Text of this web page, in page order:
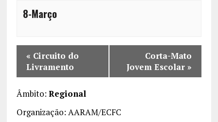
8-Março
« Circuito do
Livramento
Corta-Mato
Jovem Escolar »
Âmbito: Regional
Organização: AARAM/ECFC